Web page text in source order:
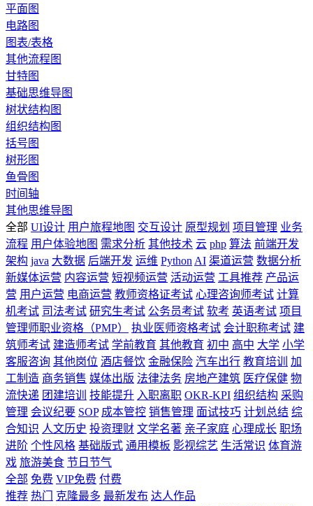
平面图
电路图
图表/表格
其他流程图
甘特图
基础思维导图
树状结构图
组织结构图
括号图
树形图
鱼骨图
时间轴
其他思维导图
全部 UI设计 用户旅程地图 交互设计 原型规划 项目管理 业务
流程 用户体验地图 需求分析 其他技术 云 php 算法 前端开发
架构 java 大数据 后端开发 运维 Python AI 渠道运营 数据分析
新媒体运营 内容运营 短视频运营 活动运营 工具推荐 产品运
营 用户运营 电商运营 教师资格证考试 心理咨询师考试 计算
机考试 司法考试 研究生考试 公务员考试 软考 英语考试 项目
管理师职业资格（PMP）
执业医师资格考试 会计职称考试 建
筑师考试 建造师考试 学前教育 其他教育 初中 高中 大学 小学
客服咨询 其他岗位 酒店餐饮 金融保险 汽车出行 教育培训
加
工制造 商务销售 媒体出版 法律法务 房地产建筑 医疗保健 物
流快递 团建培训 技能提升 入职离职 OKR-KPI 组织结构 采购
管理 会议纪要 SOP 成本管控 销售管理 面试技巧 计划总结 综
合知识 人文历史 投资理财 文学名著 亲子家庭 心理成长 职场
进阶 个性风格 基础版式 通用模板 影视综艺 生活常识 体育游
戏 旅游美食 节日节气
全部 免费 VIP免费 付费
推荐 热门 克隆最多 最新发布 达人作品